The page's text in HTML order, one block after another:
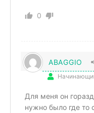
0
ABAGGIO
Для меня он
нужно было где то